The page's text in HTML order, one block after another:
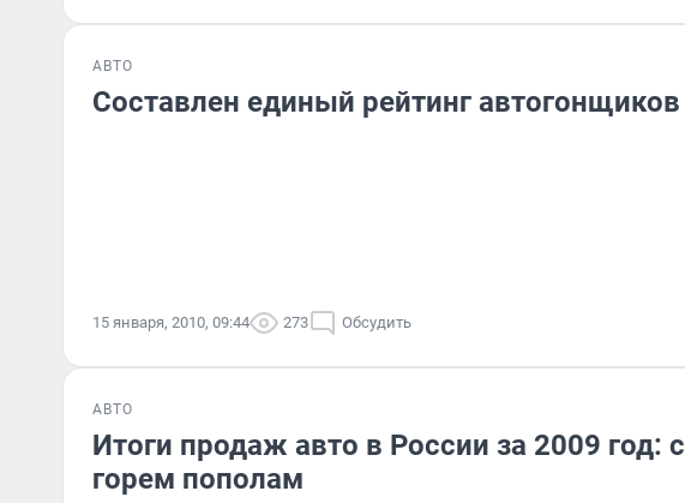
АВТО
Составлен единый рейтинг автогонщиков
15 января, 2010, 09:44 273 Обсудить
АВТО
Итоги продаж авто в России за 2009 год: с
горем пополам